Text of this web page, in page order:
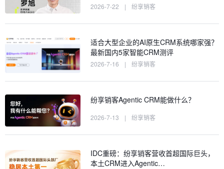
2026-7-22 | 纷享销客
适合大型企业的AI原生CRM系统哪家强？
最新国内5家智能CRM测评
2026-7-16 | 纷享销客
纷享销客Agentic CRM能做什么？
2026-7-13 | 纷享销客
IDC重磅：纷享销客营收首超国际巨头，
本土CRM进入Agentic…